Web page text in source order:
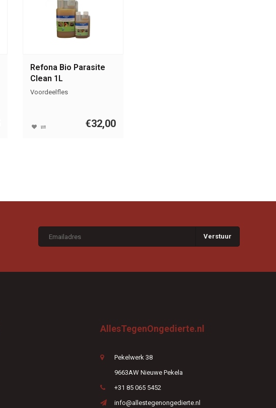
Refona Bio Parasite
Clean 1L
Voordeelfles
€32,00
Verstuur
AllesTegenOngedierte.nl
Pekelwerk 38
9663AW Nieuwe Pekela
+31 85 065 5452
info@allestegenongedierte.nl